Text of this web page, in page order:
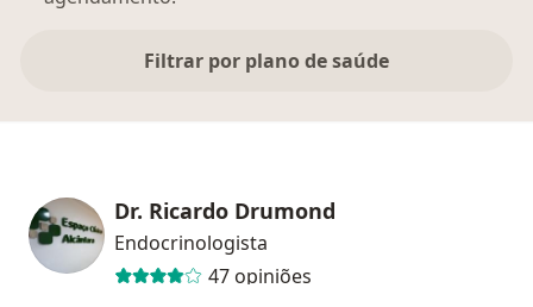
Filtrar por plano de saúde
Dr. Ricardo Drumond
Endocrinologista
47 opiniões